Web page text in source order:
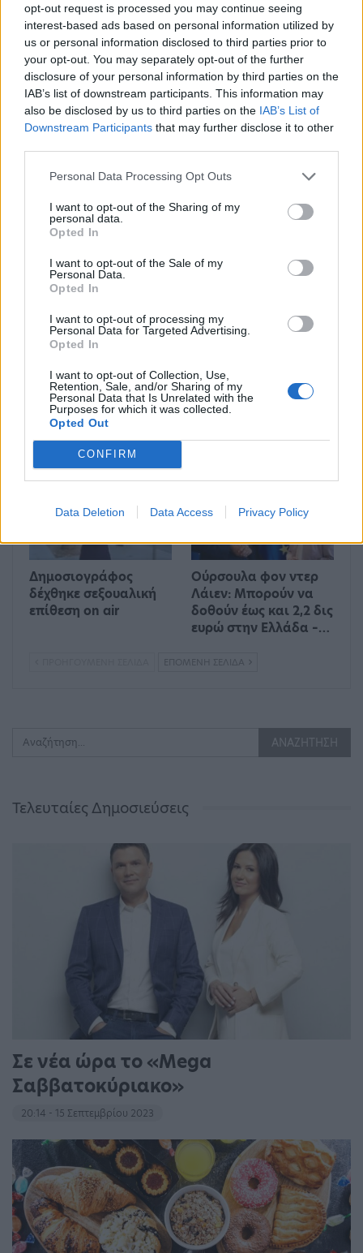
opt-out request is processed you may continue seeing
interest-based ads based on personal information utilized by
us or personal information disclosed to third parties prior to
your opt-out. You may separately opt-out of the further
disclosure of your personal information by third parties on the
IAB’s list of downstream participants. This information may
also be disclosed by us to third parties on the IAB’s List of
Downstream Participants that may further disclose it to other
Personal Data Processing Opt Outs
I want to opt-out of the Sharing of my
personal data.
Opted In
I want to opt-out of the Sale of my
Personal Data.
Opted In
I want to opt-out of processing my
Personal Data for Targeted Advertising.
Opted In
I want to opt-out of Collection, Use,
Retention, Sale, and/or Sharing of my
Personal Data that Is Unrelated with the
Purposes for which it was collected.
Opted Out
CONFIRM
Data Deletion Data Access Privacy Policy
Πρίγκιπας Χάρι
ΠΡΟΗΓΟΎΜΕΝΟ ΆΡΘΡΟ
Τραγωδία στους Παξούς:
Συνεχίζονται οι έρευνες
αγνοούμενων
ΕΠΌΜΕΝΟ ΆΡΘΡΟ
Κατεβαίνει με υπουργική
εντολή η αφίσα του
Μετρό για τις αμβλώσεις
Μπορεί επίσης να σε ενδιαφέρει
ΔΙΕΘΝΉ
Ένας στους 4 αναιρεί
τα οφέλη των
υγιεινών γευμάτων με
ανθυγιεινά σνακ
Στους δρόμους το
Σαββατοκύριακο οι
ακτιβιστές για τα
ΔΙΕΘΝΉ
Δημοσιογράφος
δέχθηκε σεξουαλική
επίθεση on air
Ούρσουλα φον ντερ
Λάιεν: Μπορούν να
δοθούν έως και 2,2 δις
ευρώ στην Ελλάδα –…
ΕΠΌΜΕΝΗ ΣΕΛΊΔΑ
Τελευταίες Δημοσιεύσεις
Σε νέα ώρα το «Mega
Σαββατοκύριακο»
20:14 - 15 Σεπτεμβρίου 2023